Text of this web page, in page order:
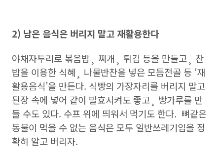
2) 남은 음식은 버리지 말고 재활용한다
야채자투리로 볶음밥¸ 찌개¸ 튀김 등을 만들고¸ 찬
밥을 이용한 식혜¸ 나물반찬을 넣은 모듬전골 등 ‘재
활용음식’을 만든다. 식빵의 가장자리를 버리지 말고
된장 속에 넣어 같이 발효시켜도 좋고¸ 빵가루를 만
들 수도 있다. 수프 위에 띄워서 먹기도 한다. 뼈같은
동물이 먹을 수 없는 음식은 모두 일반쓰레기임을 정
확히 알고 버리자.